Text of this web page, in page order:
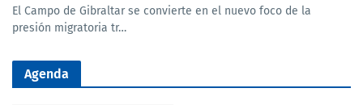
El Campo de Gibraltar se convierte en el nuevo foco de la
presión migratoria tr…
Agenda